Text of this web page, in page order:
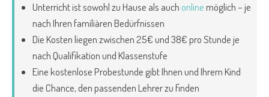
Unterricht ist sowohl zu Hause als auch onlinemöglich – je
nach Ihren familiären Bedürfnissen
Die Kosten liegen zwischen 25€ und 38€ pro Stunde je
nach Qualifikation und Klassenstufe
Eine kostenlose Probestunde gibt Ihnen und Ihrem Kind
die Chance, den passenden Lehrer zu finden